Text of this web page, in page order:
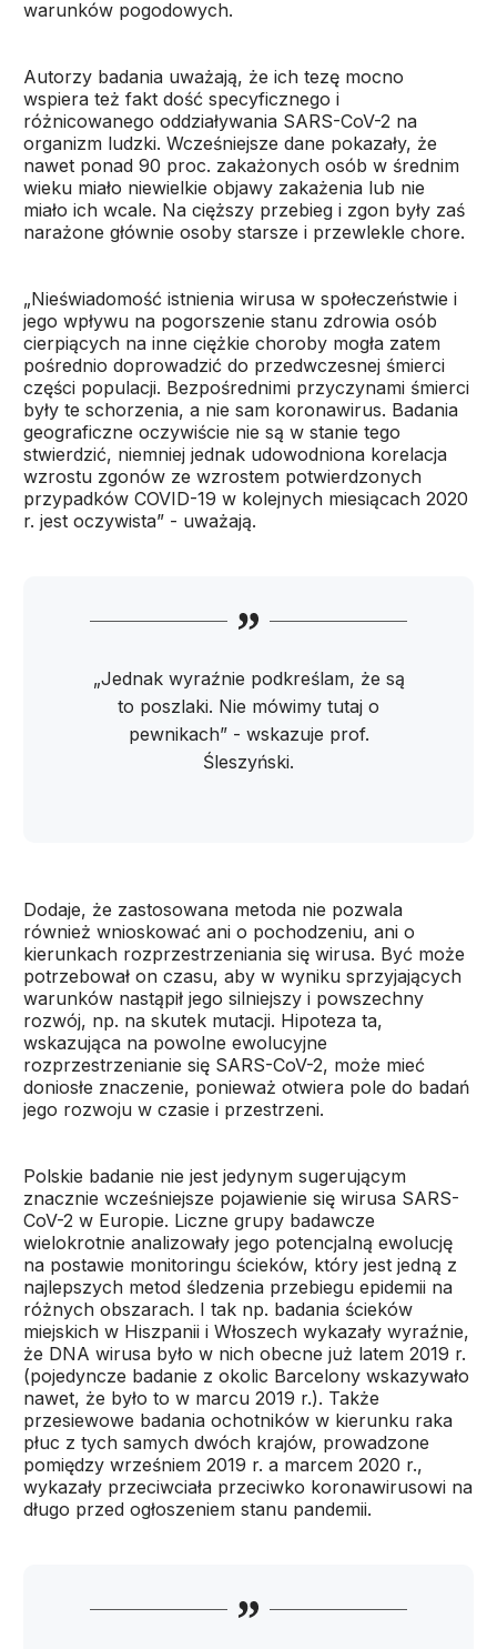
warunków pogodowych.
Autorzy badania uważają, że ich tezę mocno
wspiera też fakt dość specyficznego i
różnicowanego oddziaływania SARS-CoV-2 na
organizm ludzki. Wcześniejsze dane pokazały, że
nawet ponad 90 proc. zakażonych osób w średnim
wieku miało niewielkie objawy zakażenia lub nie
miało ich wcale. Na cięższy przebieg i zgon były zaś
narażone głównie osoby starsze i przewlekle chore.
„Nieświadomość istnienia wirusa w społeczeństwie i
jego wpływu na pogorszenie stanu zdrowia osób
cierpiących na inne ciężkie choroby mogła zatem
pośrednio doprowadzić do przedwczesnej śmierci
części populacji. Bezpośrednimi przyczynami śmierci
były te schorzenia, a nie sam koronawirus. Badania
geograficzne oczywiście nie są w stanie tego
stwierdzić, niemniej jednak udowodniona korelacja
wzrostu zgonów ze wzrostem potwierdzonych
przypadków COVID-19 w kolejnych miesiącach 2020
r. jest oczywista” - uważają.
„Jednak wyraźnie podkreślam, że są
to poszlaki. Nie mówimy tutaj o
pewnikach” - wskazuje prof.
Śleszyński.
Dodaje, że zastosowana metoda nie pozwala
również wnioskować ani o pochodzeniu, ani o
kierunkach rozprzestrzeniania się wirusa. Być może
potrzebował on czasu, aby w wyniku sprzyjających
warunków nastąpił jego silniejszy i powszechny
rozwój, np. na skutek mutacji. Hipoteza ta,
wskazująca na powolne ewolucyjne
rozprzestrzenianie się SARS-CoV-2, może mieć
doniosłe znaczenie, ponieważ otwiera pole do badań
jego rozwoju w czasie i przestrzeni.
Polskie badanie nie jest jedynym sugerującym
znacznie wcześniejsze pojawienie się wirusa SARS-
CoV-2 w Europie. Liczne grupy badawcze
wielokrotnie analizowały jego potencjalną ewolucję
na postawie monitoringu ścieków, który jest jedną z
najlepszych metod śledzenia przebiegu epidemii na
różnych obszarach. I tak np. badania ścieków
miejskich w Hiszpanii i Włoszech wykazały wyraźnie,
że DNA wirusa było w nich obecne już latem 2019 r.
(pojedyncze badanie z okolic Barcelony wskazywało
nawet, że było to w marcu 2019 r.). Także
przesiewowe badania ochotników w kierunku raka
płuc z tych samych dwóch krajów, prowadzone
pomiędzy wrześniem 2019 r. a marcem 2020 r.,
wykazały przeciwciała przeciwko koronawirusowi na
długo przed ogłoszeniem stanu pandemii.